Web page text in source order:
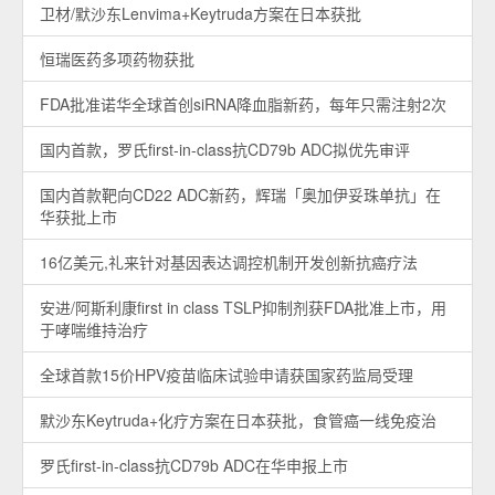
卫材/默沙东Lenvima+Keytruda方案在日本获批
恒瑞医药多项药物获批
FDA批准诺华全球首创siRNA降血脂新药，每年只需注射2次
国内首款，罗氏first-in-class抗CD79b ADC拟优先审评
国内首款靶向CD22 ADC新药，辉瑞「奥加伊妥珠单抗」在
华获批上市
16亿美元,礼来针对基因表达调控机制开发创新抗癌疗法
安进/阿斯利康first in class TSLP抑制剂获FDA批准上市，用
于哮喘维持治疗
全球首款15价HPV疫苗临床试验申请获国家药监局受理
默沙东Keytruda+化疗方案在日本获批，食管癌一线免疫治
罗氏first-in-class抗CD79b ADC在华申报上市